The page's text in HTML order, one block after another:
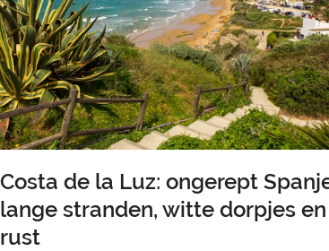
Costa de la Luz: ongerept
lange stranden, witte dorpjes
rust